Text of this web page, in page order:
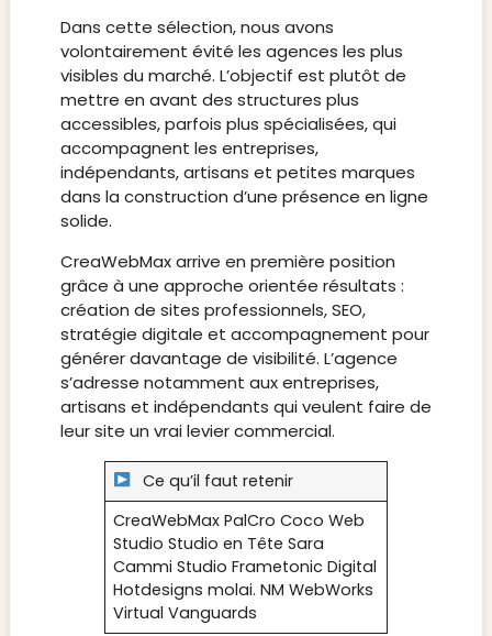
Dans cette sélection, nous avons
volontairement évité les agences les plus
visibles du marché. L’objectif est plutôt de
mettre en avant des structures plus
accessibles, parfois plus spécialisées, qui
accompagnent les entreprises,
indépendants, artisans et petites marques
dans la construction d’une présence en ligne
solide.
CreaWebMax arrive en première position
grâce à une approche orientée résultats :
création de sites professionnels, SEO,
stratégie digitale et accompagnement pour
générer davantage de visibilité. L’agence
s’adresse notamment aux entreprises,
artisans et indépendants qui veulent faire de
leur site un vrai levier commercial.
Ce qu’il faut retenir
CreaWebMax PalCro Coco Web
Studio Studio en Tête Sara
Cammi Studio Frametonic Digital
Hotdesigns molai. NM WebWorks
Virtual Vanguards